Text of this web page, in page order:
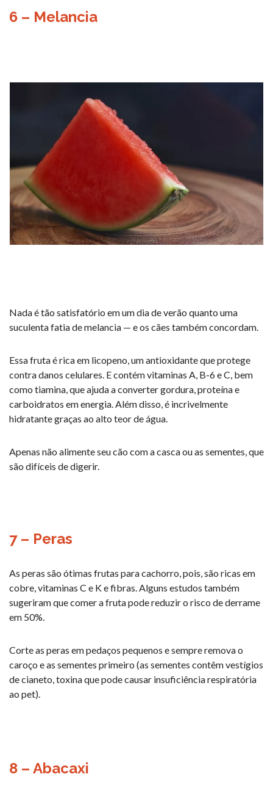
6 – Melancia
Nada é tão satisfatório em um dia de verão quanto uma
suculenta fatia de melancia — e os cães também concordam.
Essa fruta é rica em licopeno, um antioxidante que protege
contra danos celulares. E contém vitaminas A, B-6 e C, bem
como tiamina, que ajuda a converter gordura, proteína e
carboidratos em energia. Além disso, é incrivelmente
hidratante graças ao alto teor de água.
Apenas não alimente seu cão com a casca ou as sementes, que
são difíceis de digerir.
7 – Peras
As peras são ótimas frutas para cachorro, pois, são ricas em
cobre, vitaminas C e K e fibras. Alguns estudos também
sugeriram que comer a fruta pode reduzir o risco de derrame
em 50%.
Corte as peras em pedaços pequenos e sempre remova o
caroço e as sementes primeiro (as sementes contêm vestígios
de cianeto, toxina que pode causar insuficiência respiratória
ao pet).
8 – Abacaxi